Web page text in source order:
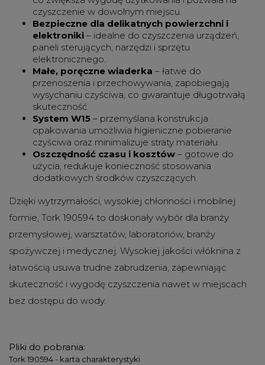
czyszczenie w dowolnym miejscu.
Bezpieczne dla delikatnych powierzchni i
elektroniki – idealne do czyszczenia urządzeń,
paneli sterujących, narzędzi i sprzętu
elektronicznego.
Małe, poręczne wiaderka – łatwe do
przenoszenia i przechowywania, zapobiegają
wysychaniu czyściwa, co gwarantuje długotrwałą
skuteczność.
System W15 – przemyślana konstrukcja
opakowania umożliwia higieniczne pobieranie
czyściwa oraz minimalizuje straty materiału.
Oszczędność czasu i kosztów – gotowe do
użycia, redukuje konieczność stosowania
dodatkowych środków czyszczących.
Dzięki wytrzymałości, wysokiej chłonności i mobilnej
formie, Tork 190594 to doskonały wybór dla branży
przemysłowej, warsztatów, laboratoriów, branży
spożywczej i medycznej. Wysokiej jakości włóknina z
łatwością usuwa trudne zabrudzenia, zapewniając
skuteczność i wygodę czyszczenia nawet w miejscach
bez dostępu do wody.
Pliki do pobrania:
Tork 190594 - karta charakterystyki